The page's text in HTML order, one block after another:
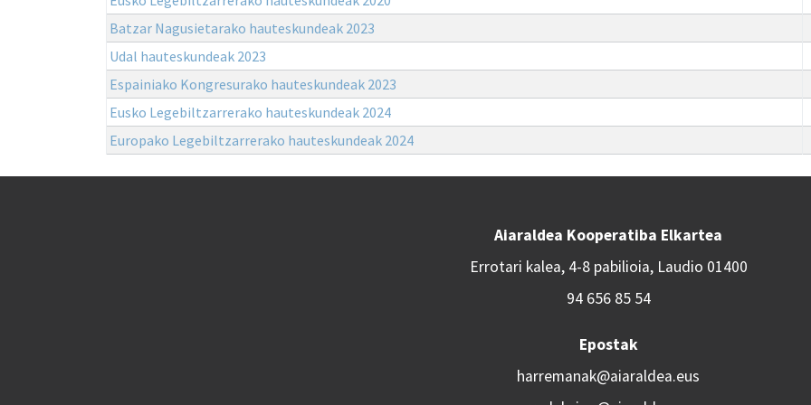
Batzar Nagusietarako hauteskundeak 2023
Udal hauteskundeak 2023
Espainiako Kongresurako hauteskundeak 2023
Eusko Legebiltzarrerako hauteskundeak 2024
Europako Legebiltzarrerako hauteskundeak 2024
Aiaraldea Kooperatiba Elkartea
Errotari kalea, 4-8 pabilioia, Laudio 01400
94 656 85 54
Epostak
harremanak@aiaraldea.eus